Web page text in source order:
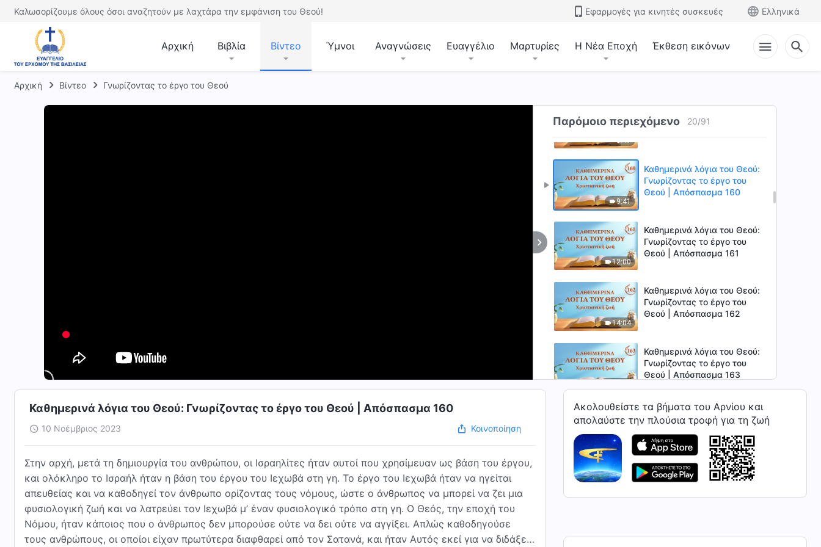
Καλωσορίζουμε όλους όσοι αναζητούν με λαχτάρα την εμφάνιση του Θεού! Εφαρμογές για κινητές συσκευές Ελληνικά
Αρχική Βιβλία Βίντεο Ύμνοι Αναγνώσεις Ευαγγέλιο Μαρτυρίες Η Νέα Εποχή Έκθεση εικόνων
Αρχική Βίντεο Γνωρίζοντας το έργο του Θεού
Παρόμοιο περιεχόμενο 20/91
12:38
Θεού | Απόσπασμα 157
Καθημερινά λόγια του Θεού:
5:47
Καθημερινά λόγια του Θεού:
Γνωρίζοντας το έργο του
9:41
Καθημερινά λόγια του Θεού:
Γνωρίζοντας το έργο του
Θεού | Απόσπασμα 160
12:00
Καθημερινά λόγια του Θεού:
Γνωρίζοντας το έργο του
Θεού | Απόσπασμα 161
14:04
Καθημερινά λόγια του Θεού:
Γνωρίζοντας το έργο του
Θεού | Απόσπασμα 162
Καθημερινά λόγια του Θεού:
Γνωρίζοντας το έργο του
Θεού | Απόσπασμα 163
3:47
Καθημερινά λόγια του Θεού:
Γνωρίζοντας το έργο του
Θεού | Απόσπασμα 164
Καθημερινά λόγια του Θεού:
Γνωρίζοντας το έργο του
Θεού | Απόσπασμα 165
Καθημερινά λόγια του Θεού: Γνωρίζοντας το έργο του Θεού | Απόσπασμα 160
10 Νοέμβριος 2023 Κοινοποίηση
Στην αρχή, μετά τη δημιουργία του ανθρώπου, οι Ισραηλίτες ήταν αυτοί που χρησίμευαν ως βάση του έργου,
και ολόκληρο το Ισραήλ ήταν η βάση του έργου του Ιεχωβά στη γη. Το έργο του Ιεχωβά ήταν να ηγείται
απευθείας και να καθοδηγεί τον άνθρωπο ορίζοντας τους νόμους, ώστε ο άνθρωπος να μπορεί να ζει μια
φυσιολογική ζωή και να λατρεύει τον Ιεχωβά μ’ έναν φυσιολογικό τρόπο στη γη. Ο Θεός, την εποχή του
Νόμου, ήταν κάποιος που ο άνθρωπος δεν μπορούσε ούτε να δει ούτε να αγγίξει. Απλώς καθοδηγούσε
τους ανθρώπους, οι οποίοι είχαν πρωτύτερα διαφθαρεί από τον Σατανά, και ήταν Αυτός εκεί για να διδάξει
Ακολουθείστε τα βήματα του Αρνίου και
απολαύστε την πλούσια τροφή για τη ζωή